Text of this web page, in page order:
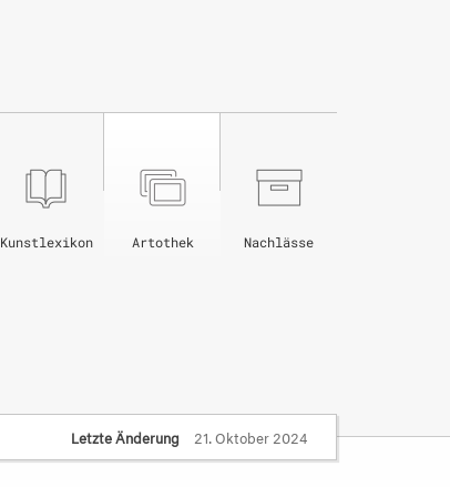
Nachlässe
Artothek
Kunstlexikon
Letzte Änderung 21. Oktober 2024